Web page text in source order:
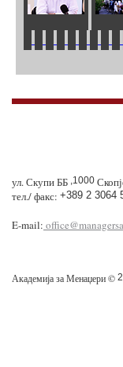
ул. Скупи ББ ,1000
тел./ факс: +389 2 3064
E-mail:
Академија за Менаџери ©